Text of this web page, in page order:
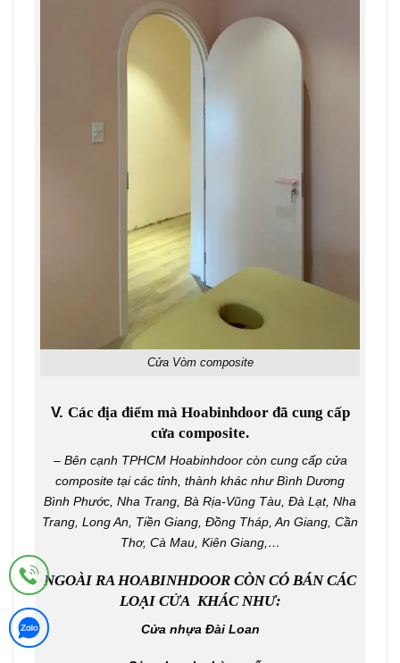
Cửa Vòm composite
V. Các địa điểm mà Hoabinhdoor đã cung cấp
cửa composite.
– Bên cạnh TPHCM Hoabinhdoorcòn cung cấp cửa
composite tại các tỉnh, thành khác như Bình Dương
Bình Phước, Nha Trang, Bà Rịa-Vũng Tàu, Đà Lạt, Nha
Trang, Long An, Tiền Giang, Đồng Tháp, An Giang, Cần
Thơ, Cà Mau, Kiên Giang,…
NGOÀI RA HOABINHDOOR CÒN CÓ BÁN CÁC
LOẠI CỬA KHÁC NHƯ:
Cửa nhựa Đài Loan